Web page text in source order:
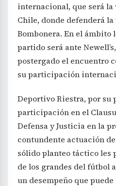
internacional, que será la
Chile, donde defenderá
Bombonera. En el ámbito
partido será ante
postergado el encuentro
su participación
Deportivo Riestra, por su
participación en el
Defensa y Justicia en la
contundente actuación
sólido planteo táctico les
de los grandes del fútbol
un desempeño que